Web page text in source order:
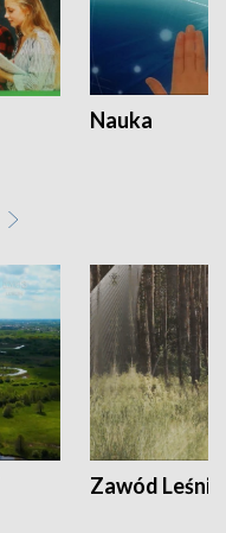
Nauka
Zawód Leśnik